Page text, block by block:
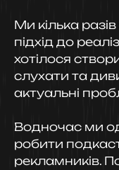
Ми кілька
підхід до
хотілося
слухати та
актуальні
Водночас ми
робити
рекламників.